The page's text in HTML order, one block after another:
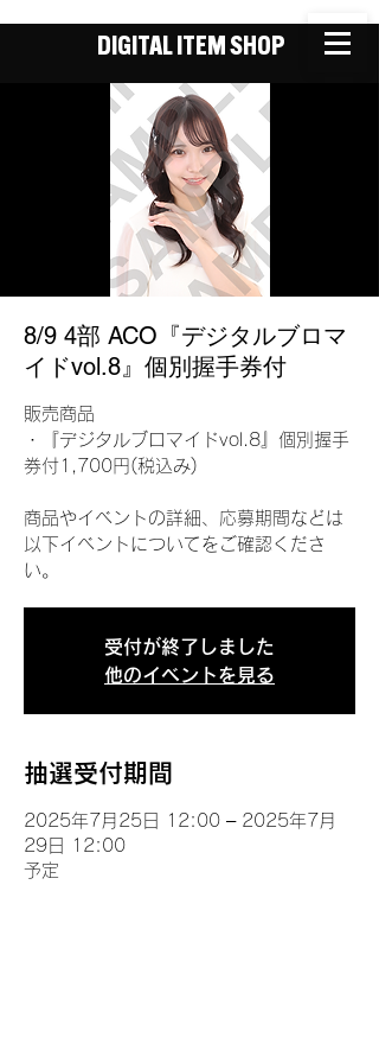
DIGITAL ITEM SHOP
8/9 4部 ACO『デジタルブロマ
イドvol.8』個別握手券付
販売商品
・『デジタルブロマイドvol.8』個別握手
券付1,700円(税込み)
商品やイベントの詳細、応募期間などは
以下イベントについてをご確認くださ
い。
受付が終了しました
他のイベントを見る
抽選受付期間
2025年7月25日 12:00 – 2025年7月
29日 12:00
予定